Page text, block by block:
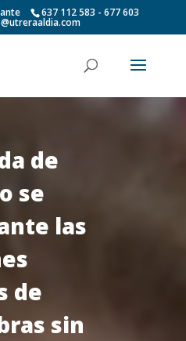
637 112 583 - 677 603
de
se
las
de
sin